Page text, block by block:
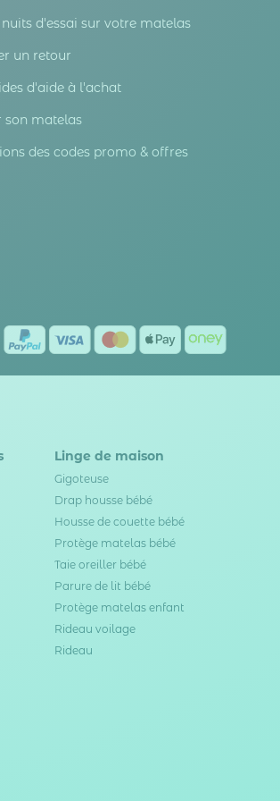
nuits d'essai sur votre matelas
un retour
d'aide à l'achat
son matelas
des codes promo & offres
Linge de maison
Gigoteuse
Drap housse bébé
Housse de couette bébé
Protège matelas bébé
Taie oreiller bébé
Parure de lit bébé
Protège matelas enfant
Rideau voilage
Rideau